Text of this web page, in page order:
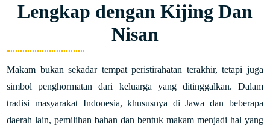
Lengkap dengan Kijing Dan
Nisan
Makam bukan sekadar tempat peristirahatan terakhir, tetapi juga
simbol penghormatan dari keluarga yang ditinggalkan. Dalam
tradisi masyarakat Indonesia, khususnya di Jawa dan beberapa
daerah lain, pemilihan bahan dan bentuk makam menjadi hal yang